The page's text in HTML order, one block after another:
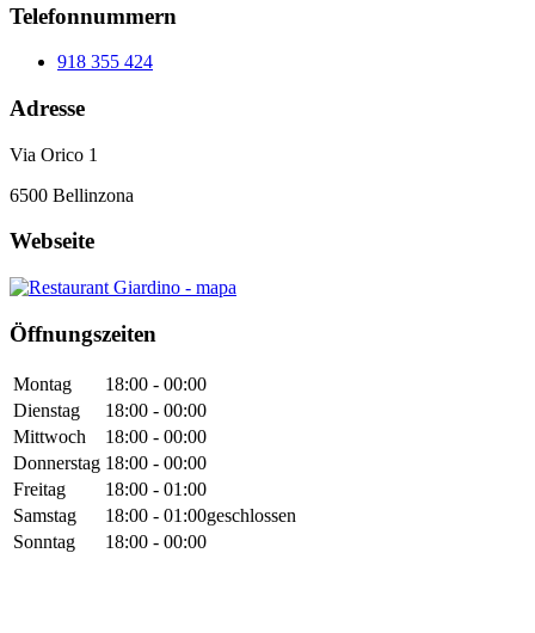
Telefonnummern
918 355 424
Adresse
Via Orico 1
6500 Bellinzona
Webseite
Öffnungszeiten
Montag
18:00 - 00:00
Dienstag
18:00 - 00:00
Mittwoch
18:00 - 00:00
Donnerstag 18:00 - 00:00
Freitag
18:00 - 01:00
Samstag
18:00 - 01:00geschlossen
Sonntag
18:00 - 00:00